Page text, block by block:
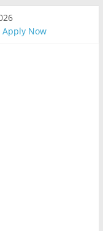
Apply Now
Apply Now